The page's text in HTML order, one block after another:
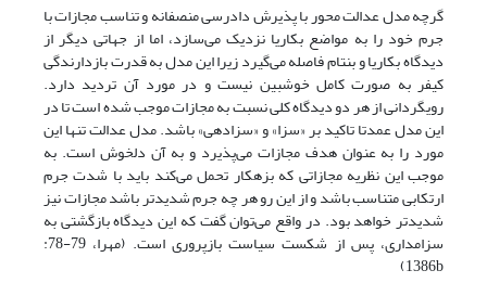
گرچه مدل عدالت محور با پذیرش دادرسی منصفانه و تناسب مجازات با
جرم خود را به مواضع بکاریا نزدیک می‌سازد، اما از جهاتی دیگر از
دیدگاه بکاریا و بنتام فاصله می‌گیرد زیرا این مدل به قدرت بازدارندگی
کیفر به صورت کامل خوشبین نیست و در مورد آن تردید دارد.
رویگردانی از هر دو دیدگاه کلی نسبت به مجازات موجب شده است تا در
این مدل عمدتا تاکید بر «سزا» و «سزادهی» باشد. مدل عدالت تنها این
مورد را به عنوان هدف مجازات می‌پذیرد و به آن دلخوش است. به
موجب این نظریه مجازاتی که بزهکار تحمل می‌کند باید با شدت جرم
ارتکابی متناسب باشد و از این رو هر چه جرم شدیدتر باشد مجازات نیز
شدیدتر خواهد بود. در واقع می‌توان گفت که این دیدگاه بازگشتی به
سزامداری، پس از شکست سیاست بازپروری است. (مهرا، 79-78:
1386b)